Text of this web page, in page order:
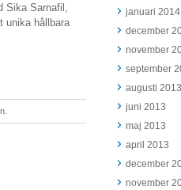
Sika Sarnafil,
unika hållbara
januari 2014
december
november
september
augusti 2013
juni 2013
maj 2013
april 2013
december
november